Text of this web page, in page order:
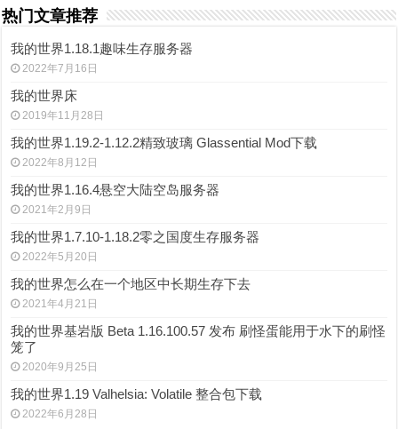
热门文章推荐
我的世界1.18.1趣味生存服务器
2022年7月16日
我的世界床
2019年11月28日
我的世界1.19.2-1.12.2精致玻璃 Glassential Mod下载
2022年8月12日
我的世界1.16.4悬空大陆空岛服务器
2021年2月9日
我的世界1.7.10-1.18.2零之国度生存服务器
2022年5月20日
我的世界怎么在一个地区中长期生存下去
2021年4月21日
我的世界基岩版 Beta 1.16.100.57 发布 刷怪蛋能用于水下的刷怪
笼了
2020年9月25日
我的世界1.19 Valhelsia: Volatile 整合包下载
2022年6月28日